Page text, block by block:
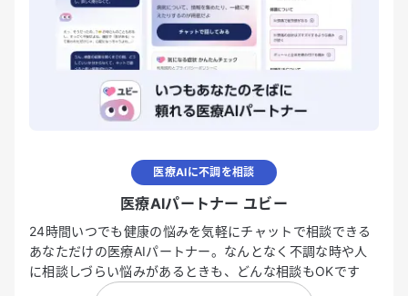
医療AIに不調を相談
医療AIパートナー ユビー
24時間いつでも健康の悩みを気軽にチャットで相談できる
あなただけの医療AIパートナー。なんとなく不調な時や人
に相談しづらい悩みがあるときも、どんな相談もOKです